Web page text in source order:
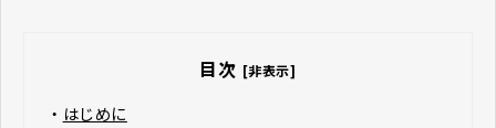
目次 [非表示]
・ はじめに